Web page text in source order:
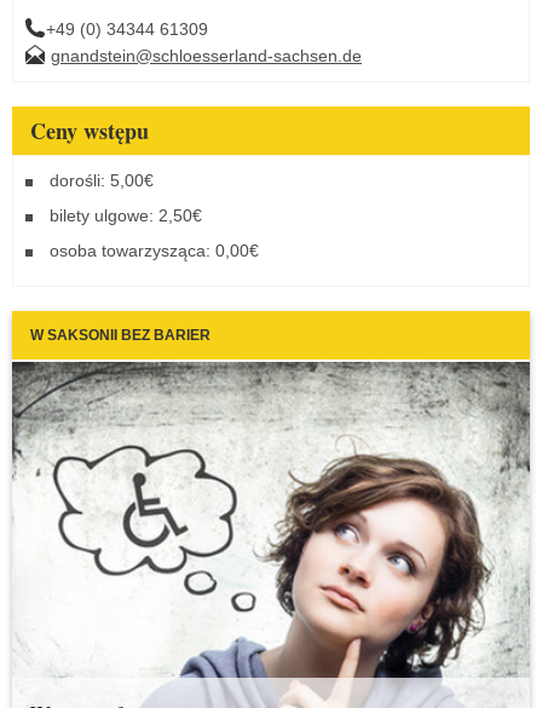
+49 (0) 34344 61309
gnandstein@schloesserland-sachsen.de
Ceny wstępu
dorośli: 5,00€
bilety ulgowe: 2,50€
osoba towarzysząca: 0,00€
W SAKSONII BEZ BARIER